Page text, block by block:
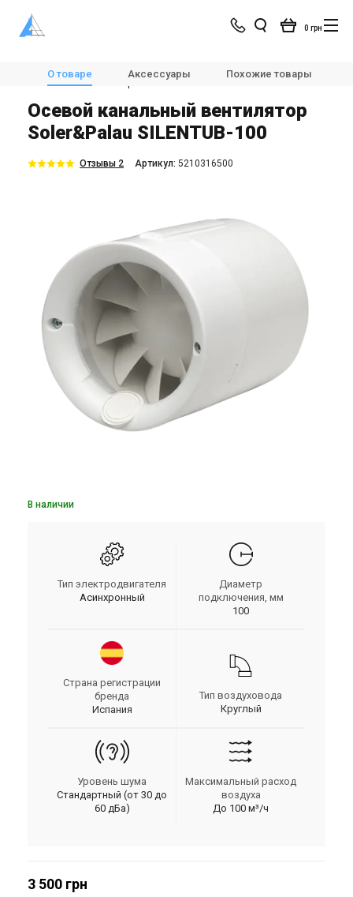
0 грн
Магазин Вентиляция
Вентиляторы
Канальные вентиляторы
Soler&Palau SILENTUB-100
О товаре Аксессуары Похожие товары
Осевой канальный вентилятор
Soler&Palau SILENTUB-100
Отзывы 2 Aртикул: 5210316500
В наличии
Тип электродвигателя
Асинхронный
Диаметр
подключения, мм
100
Страна регистрации
бренда
Испания
Тип воздуховода
Круглый
Уровень шума
Стандартный (от 30 до
60 дБа)
Максимальный расход
воздуха
До 100 м³/ч
3 500 грн